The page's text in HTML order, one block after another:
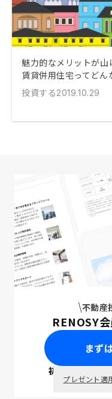
魅力的なメリットが山
賃貸併用住宅ってどん
投資する2019.10.29
不動産
RENOSY
まず
初回面談で
プレゼント適